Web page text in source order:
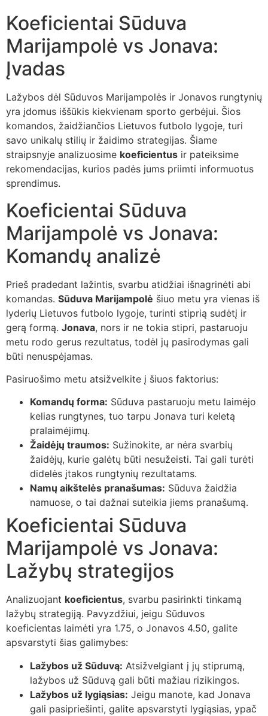
Koeficientai Sūduva
Marijampolė vs Jonava:
Įvadas
Lažybos dėl Sūduvos Marijampolės ir Jonavos rungtynių
yra įdomus iššūkis kiekvienam sporto gerbėjui. Šios
komandos, žaidžiančios Lietuvos futbolo lygoje, turi
savo unikalų stilių ir žaidimo strategijas. Šiame
straipsnyje analizuosime koeficientus ir pateiksime
rekomendacijas, kurios padės jums priimti informuotus
sprendimus.
Koeficientai Sūduva
Marijampolė vs Jonava:
Komandų analizė
Prieš pradedant lažintis, svarbu atidžiai išnagrinėti abi
komandas. Sūduva Marijampolė šiuo metu yra vienas iš
lyderių Lietuvos futbolo lygoje, turinti stiprią sudėtį ir
gerą formą. Jonava, nors ir ne tokia stipri, pastaruoju
metu rodo gerus rezultatus, todėl jų pasirodymas gali
būti nenuspėjamas.
Pasiruošimo metu atsižvelkite į šiuos faktorius:
Komandų forma: Sūduva pastaruoju metu laimėjo
kelias rungtynes, tuo tarpu Jonava turi keletą
pralaimėjimų.
Žaidėjų traumos: Sužinokite, ar nėra svarbių
žaidėjų, kurie galėtų būti nesužeisti. Tai gali turėti
didelės įtakos rungtynių rezultatams.
Namų aikštelės pranašumas: Sūduva žaidžia
namuose, o tai dažnai suteikia jiems pranašumą.
Koeficientai Sūduva
Marijampolė vs Jonava:
Lažybų strategijos
Analizuojant koeficientus, svarbu pasirinkti tinkamą
lažybų strategiją. Pavyzdžiui, jeigu Sūduvos
koeficientas laimėti yra 1.75, o Jonavos 4.50, galite
apsvarstyti šias galimybes:
Lažybos už Sūduvą: Atsižvelgiant į jų stiprumą,
lažybos už Sūduvą gali būti mažiau rizikingos.
Lažybos už lygiąsias: Jeigu manote, kad Jonava
gali pasipriešinti, galite apsvarstyti lygiąsias, ypač